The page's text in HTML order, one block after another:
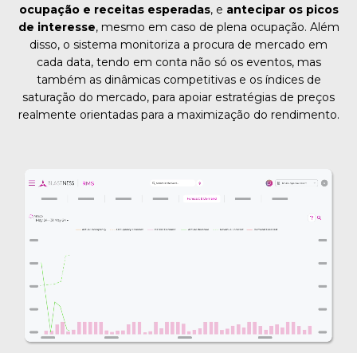
ocupação e receitas esperadas, e antecipar os picos
de interesse, mesmo em caso de plena ocupação. Além
disso, o sistema monitoriza a procura de mercado em
cada data, tendo em conta não só os eventos, mas
também as dinâmicas competitivas e os índices de
saturação do mercado, para apoiar estratégias de preços
realmente orientadas para a maximização do rendimento.